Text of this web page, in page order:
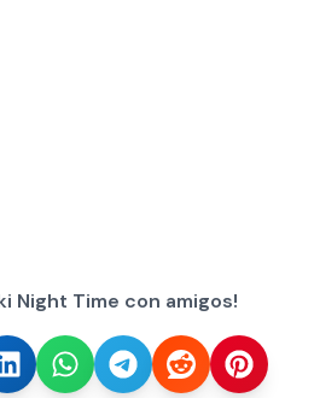
Night Time con amigos!